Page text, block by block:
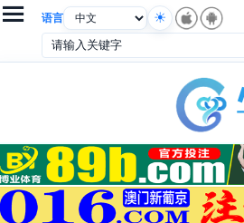
语言
